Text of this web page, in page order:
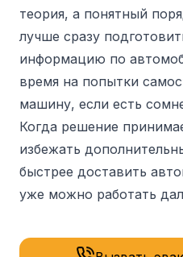
теория, а понятный
лучше сразу
информацию по
время на попытки
машину, если есть
Когда решение
избежать
быстрее доставить
уже можно работать